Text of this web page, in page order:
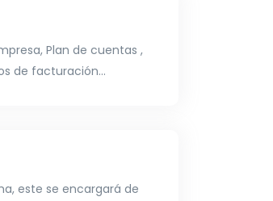
Plan de cuentas ,
de facturación...
este se encargará de